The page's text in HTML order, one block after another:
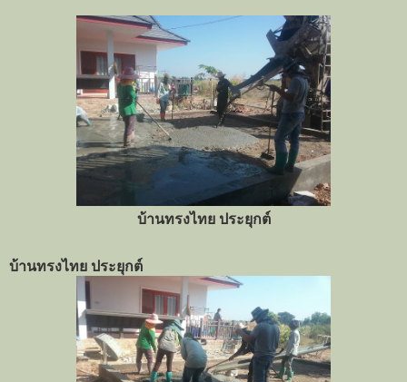
บ้านทรงไทย ประยุกต์
บ้านทรงไทย ประยุกต์